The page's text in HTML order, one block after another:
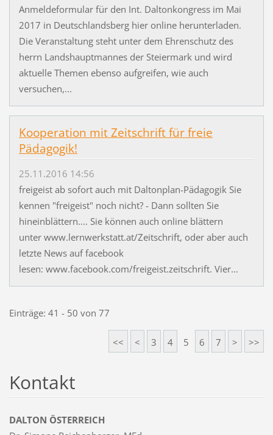
Anmeldeformular für den Int. Daltonkongress im Mai
2017 in Deutschlandsberg hier online herunterladen.
Die Veranstaltung steht unter dem Ehrenschutz des
herrn Landshauptmannes der Steiermark und wird
aktuelle Themen ebenso aufgreifen, wie auch
versuchen,...
Kooperation mit Zeitschrift für freie
Pädagogik!
25.11.2016 14:56
freigeist ab sofort auch mit Daltonplan-Pädagogik Sie
kennen "freigeist" noch nicht? - Dann sollten Sie
hineinblättern.... Sie können auch online blättern
unter www.lernwerkstatt.at/Zeitschrift, oder aber auch
letzte News auf facebook
lesen: www.facebook.com/freigeist.zeitschrift. Vier...
Einträge: 41 - 50 von 77
<< < 3 4 5 6 7 > >>
Kontakt
DALTON ÖSTERREICH